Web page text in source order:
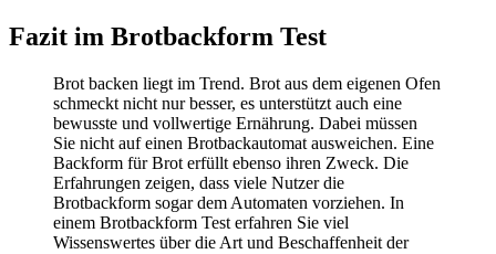
Fazit im Brotbackform Test
Brot backen liegt im Trend. Brot aus dem eigenen Ofen
schmeckt nicht nur besser, es unterstützt auch eine
bewusste und vollwertige Ernährung. Dabei müssen
Sie nicht auf einen Brotbackautomat ausweichen. Eine
Backform für Brot erfüllt ebenso ihren Zweck. Die
Erfahrungen zeigen, dass viele Nutzer die
Brotbackform sogar dem Automaten vorziehen. In
einem Brotbackform Test erfahren Sie viel
Wissenswertes über die Art und Beschaffenheit der